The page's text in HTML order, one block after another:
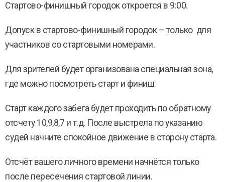
Стартово-финишный городок откроется в 9:00.
Допуск в стартово-финишный городок – только для
участников со стартовыми номерами.
Для зрителей будет организована специальная зона,
где можно посмотреть старт и финиш.
Старт каждого забега будет проходить по обратному
отсчету 10,9,8,7 и т.д. После выстрела по указанию
судей начните спокойное движение в сторону старта.
Отсчёт вашего личного времени начнётся только
после пересечения стартовой линии.